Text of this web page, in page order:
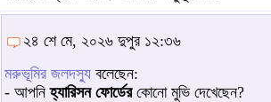
২৪ শে মে, ২০২৬ দুপুর ১২:৩৬
মরুভূমির জলদস্যু বলেছেন:
- আপনিহ্যারিসন ফোর্ডেরকোনো মুভি দেখেছেন?